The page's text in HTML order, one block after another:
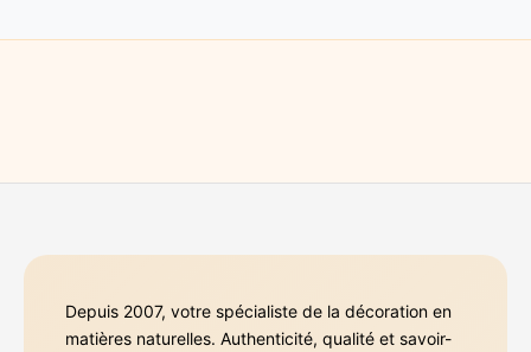
Depuis 2007, votre spécialiste de la décoration en
matières naturelles. Authenticité, qualité et savoir-